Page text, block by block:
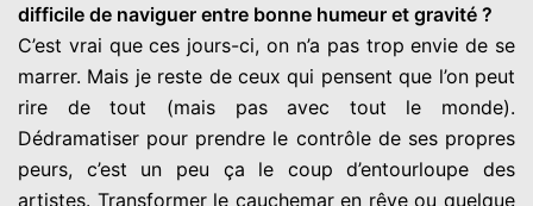
difficile de naviguer entre bonne humeur et gravité ?
C’est vrai que ces jours-ci, on n’a pas trop envie de se
marrer. Mais je reste de ceux qui pensent que l’on peut
rire de tout (mais pas avec tout le monde).
Dédramatiser pour prendre le contrôle de ses propres
peurs, c’est un peu ça le coup d’entourloupe des
artistes. Transformer le cauchemar en rêve ou quelque